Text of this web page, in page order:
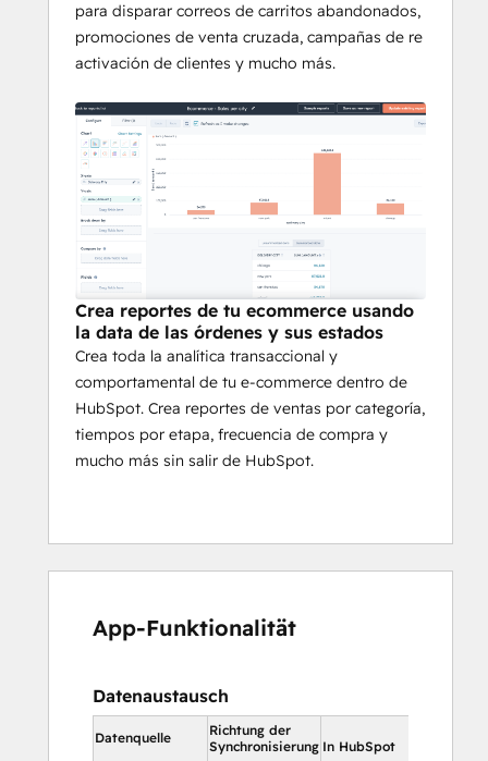
para disparar correos de carritos abandonados,
promociones de venta cruzada, campañas de re
activación de clientes y mucho más.
Crea reportes de tu ecommerce usando
la data de las órdenes y sus estados
Crea toda la analítica transaccional y
comportamental de tu e-commerce dentro de
HubSpot. Crea reportes de ventas por categoría,
tiempos por etapa, frecuencia de compra y
mucho más sin salir de HubSpot.
App-Funktionalität
Datenaustausch
Datenquelle
Richtung der
Synchronisierung In HubSpot